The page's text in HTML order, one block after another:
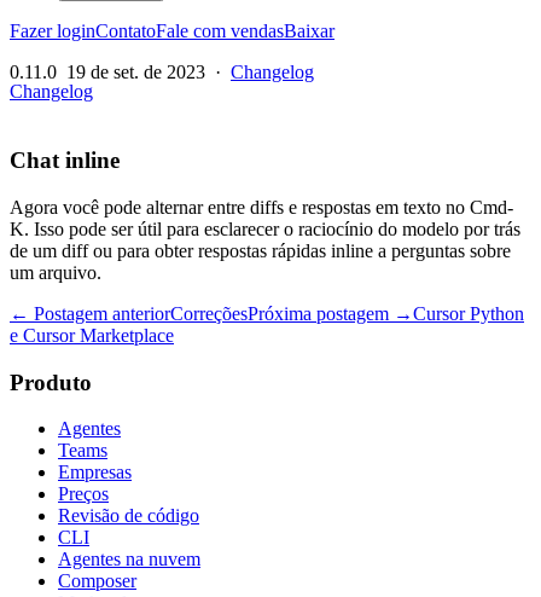
Fazer loginContatoFale com vendasBaixar
0.11.0 19 de set. de 2023 · Changelog
Changelog
Chat inline
Agora você pode alternar entre diffs e respostas em texto no Cmd-
K. Isso pode ser útil para esclarecer o raciocínio do modelo por trás
de um diff ou para obter respostas rápidas inline a perguntas sobre
um arquivo.
← Postagem anteriorCorreçõesPróxima postagem →Cursor Python
e Cursor Marketplace
Produto
Agentes
Teams
Empresas
Preços
Revisão de código
CLI
Agentes na nuvem
Composer